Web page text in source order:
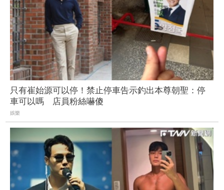
只有崔始源可以停！禁止停車告示釣出本尊朝聖：停
車可以嗎 店員粉絲嚇傻
娛樂